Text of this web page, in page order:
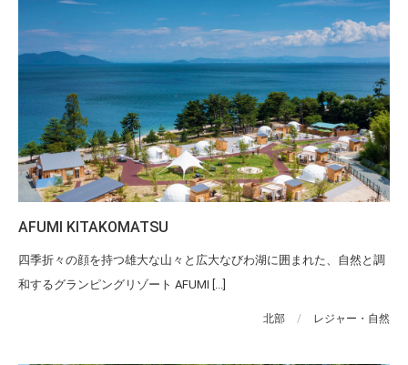
AFUMI KITAKOMATSU
四季折々の顔を持つ雄大な山々と広大なびわ湖に囲まれた、自然と調
和するグランピングリゾート AFUMI [...]
北部 / レジャー・自然